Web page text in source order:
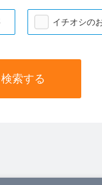
イチオシの
索する